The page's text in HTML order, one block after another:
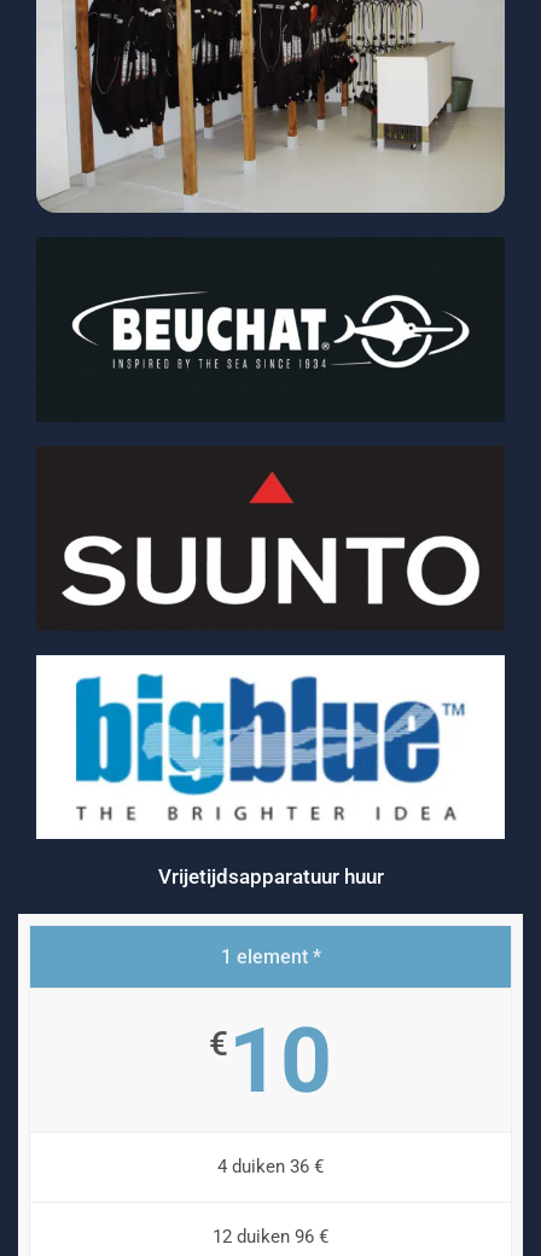
Vrijetijdsapparatuur huur
1 element *
€ 10
4 duiken 36 €
12 duiken 96 €